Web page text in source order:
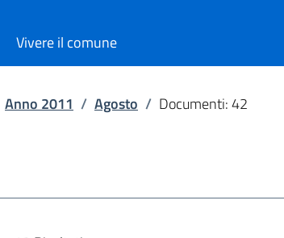
Vivere il comune
Anno 2011 / Agosto / Documenti: 42